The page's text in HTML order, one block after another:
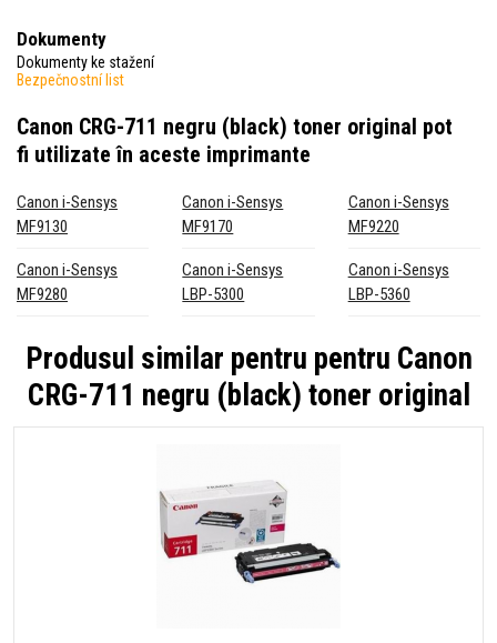
Dokumenty
Dokumenty ke stažení
Bezpečnostní list
Canon CRG-711 negru (black) toner original pot
fi utilizate în aceste imprimante
Canon i-Sensys
MF9130
Canon i-Sensys
MF9170
Canon i-Sensys
MF9220
Canon i-Sensys
MF9280
Canon i-Sensys
LBP-5300
Canon i-Sensys
LBP-5360
Produsul similar pentru pentru Canon
CRG-711 negru (black) toner original